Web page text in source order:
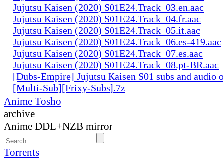
Jujutsu Kaisen (2020) S01E24.Track_03.en.aac
Jujutsu Kaisen (2020) S01E24.Track_04.fr.aac
Jujutsu Kaisen (2020) S01E24.Track_05.it.aac
Jujutsu Kaisen (2020) S01E24.Track_06.es-419.aac
Jujutsu Kaisen (2020) S01E24.Track_07.es.aac
Jujutsu Kaisen (2020) S01E24.Track_08.pt-BR.aac
[Dubs-Empire] Jujutsu Kaisen S01 subs and
[Multi-Sub][Frixy-Subs].7z
Anime Tosho
archive
Anime DDL+NZB mirror
Torrents